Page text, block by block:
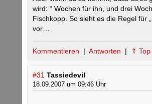
wird: “ Wochen für ihn, und drei
Fischkopp. So sieht es die Regel für
vor…
Kommentieren | Antworten | ⇑ Top
#31 Tassiedevil
18.09.2007 um 09:46 Uhr